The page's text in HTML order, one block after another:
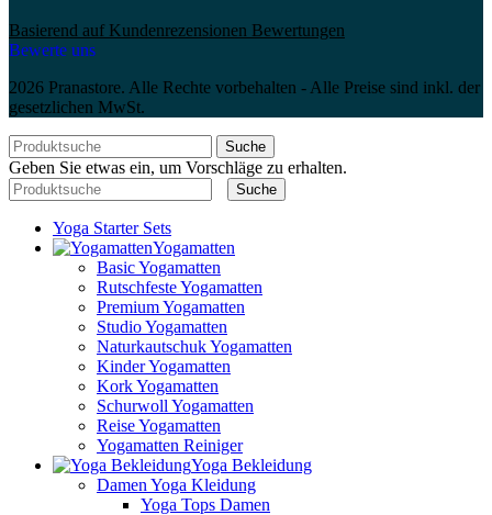
Basierend auf Kundenrezensionen Bewertungen
Bewerte uns
2026 Pranastore. Alle Rechte vorbehalten - Alle Preise sind inkl. der
gesetzlichen MwSt.
Suche
Geben Sie etwas ein, um Vorschläge zu erhalten.
Suche
Yoga Starter Sets
Yogamatten
Basic Yogamatten
Rutschfeste Yogamatten
Premium Yogamatten
Studio Yogamatten
Naturkautschuk Yogamatten
Kinder Yogamatten
Kork Yogamatten
Schurwoll Yogamatten
Reise Yogamatten
Yogamatten Reiniger
Yoga Bekleidung
Damen Yoga Kleidung
Yoga Tops Damen